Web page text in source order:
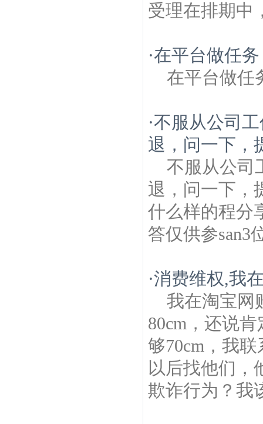
受理在排期中
·在平台做任
在平台做任
·不服从公司
退，问一下，
不服从公司
退，问一下，
什么样的程分
答仅供参san3
·消费维权,我
我在淘宝网
80cm，还说
够70cm，我
以后找他们，
欺诈行为？我